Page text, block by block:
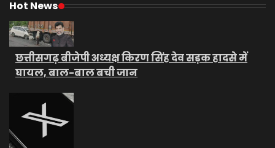
Hot News
छत्तीसगढ़ बीजेपी अध्यक्ष किरण सिंह देव सड़क हादसे में
घायल, बाल-बाल बची जान